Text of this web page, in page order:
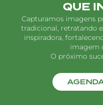
QUE
Capturamos imagens
tradicional, retratando
inspiradora,
imagem
O próximo